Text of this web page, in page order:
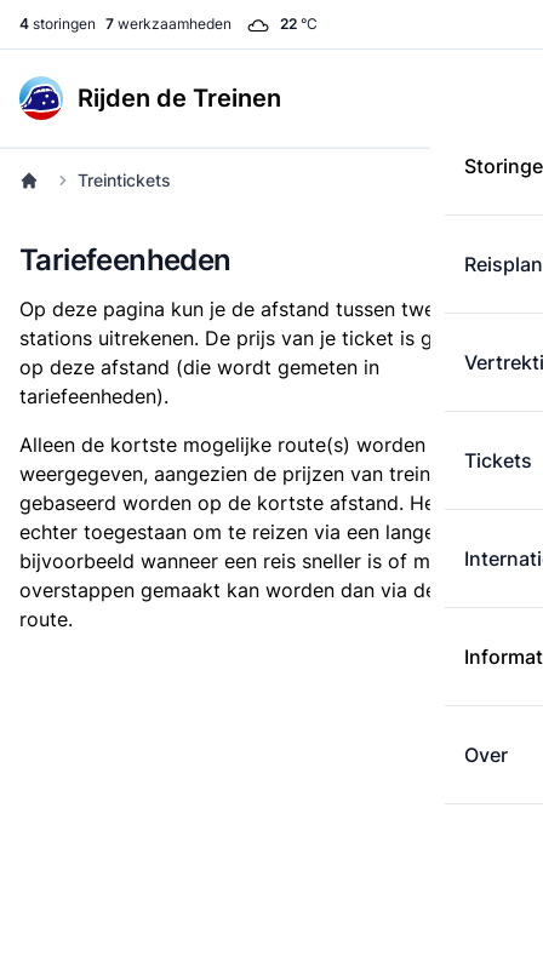
4 storingen 7 werkzaamheden 22 °C
Rijden de Treinen
Tickets
Over
Treintickets
Tariefeenheden
Op deze pagina kun je de afstand tussen twee
stations uitrekenen. De prijs van je ticket is gebaseerd
op deze afstand (die wordt gemeten in
tariefeenheden).
Alleen de kortste mogelijke route(s) worden
weergegeven, aangezien de prijzen van treintickets
gebaseerd worden op de kortste afstand. Het is
echter toegestaan om te reizen via een langere route,
bijvoorbeeld wanneer een reis sneller is of met minder
overstappen gemaakt kan worden dan via de kortste
route.